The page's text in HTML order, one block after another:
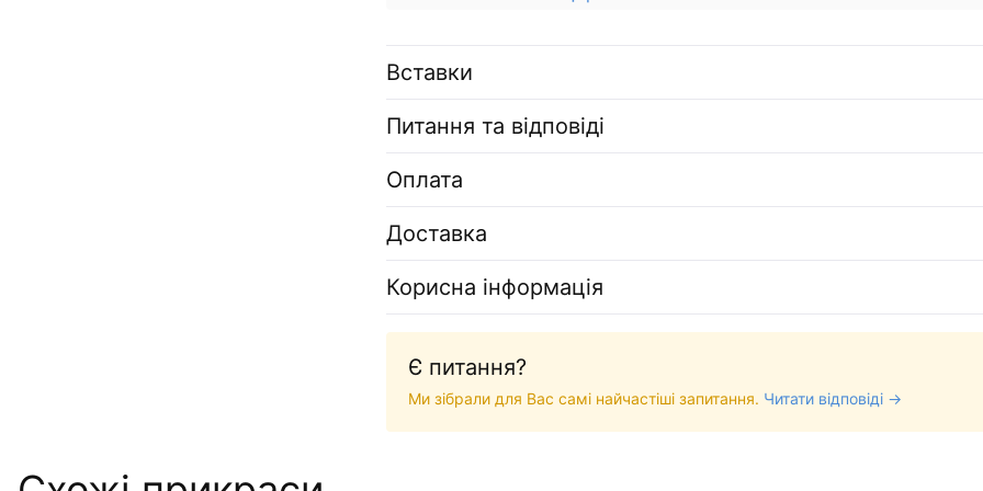
Вставки
Питання та відповіді
Оплата
Доставка
Корисна інформація
Є питання?
Ми зібрали для Вас самі найчастіші запитання. Читати відповіді →